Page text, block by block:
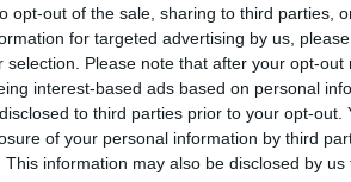
opt-out of the sale, sharing to third parties,
for targeted advertising by us,
selection. Please note that after your opt-
interest-based ads based on personal
to third parties prior to your opt-
of your personal information by third
This information may also be disclosed by
letters. Vul alle